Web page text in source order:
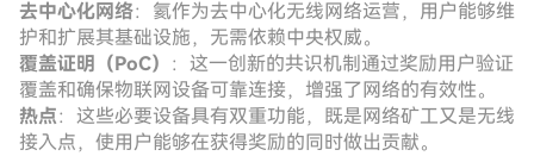
去中心化网络：氦作为去中心化无线网络运营，用户能够维
护和扩展其基础设施，无需依赖中央权威。
覆盖证明（PoC）
：这一创新的共识机制通过奖励用户验证
覆盖和确保物联网设备可靠连接，增强了网络的有效性。
热点：这些必要设备具有双重功能，既是网络矿工又是无线
接入点，使用户能够在获得奖励的同时做出贡献。